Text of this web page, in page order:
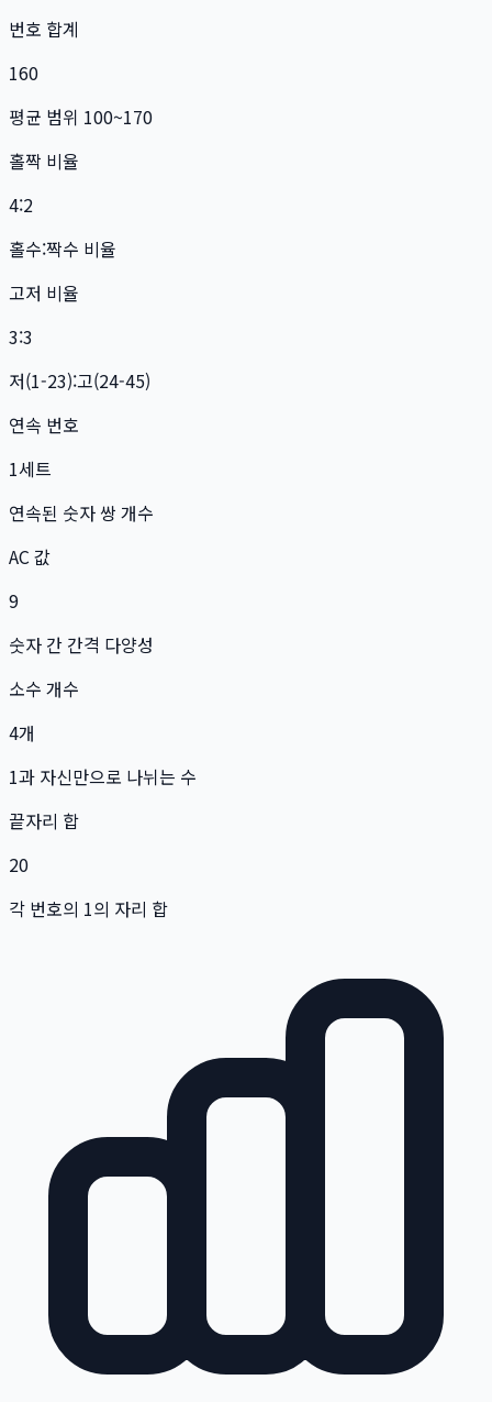
번호 합계
160
평균 범위 100~170
홀짝 비율
4:2
홀수:짝수 비율
고저 비율
3:3
저(1-23):고(24-45)
연속 번호
1세트
연속된 숫자 쌍 개수
AC 값
9
숫자 간 간격 다양성
소수 개수
4개
1과 자신만으로 나뉘는 수
끝자리 합
20
각 번호의 1의 자리 합